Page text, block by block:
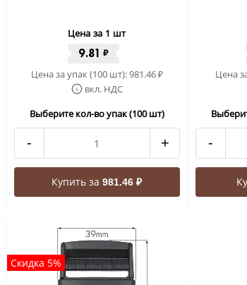
Цена за 1 шт
9.81 ₽
Цена за упак (100 шт):981.46₽
вкл. НДС
Выберите кол-во упак (100 шт)
- +
Купить за981.46 ₽
Цена
-
Скидка 5%